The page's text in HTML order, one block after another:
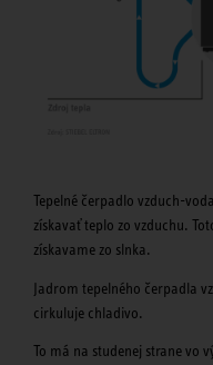
Tepelné čerpadlo vzduch-
získavať teplo zo vzduchu.
získavame zo slnka.
Jadrom tepelného čerpadla
cirkuluje chladivo.
To má na studenej strane vo